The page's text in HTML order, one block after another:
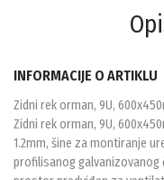
INFORMACIJE O ARTIKLU
Zidni rek orman, 9U,
Zidni rek orman, 9U,
1.2mm, šine za montiranje
profilisanog galvanizovanog